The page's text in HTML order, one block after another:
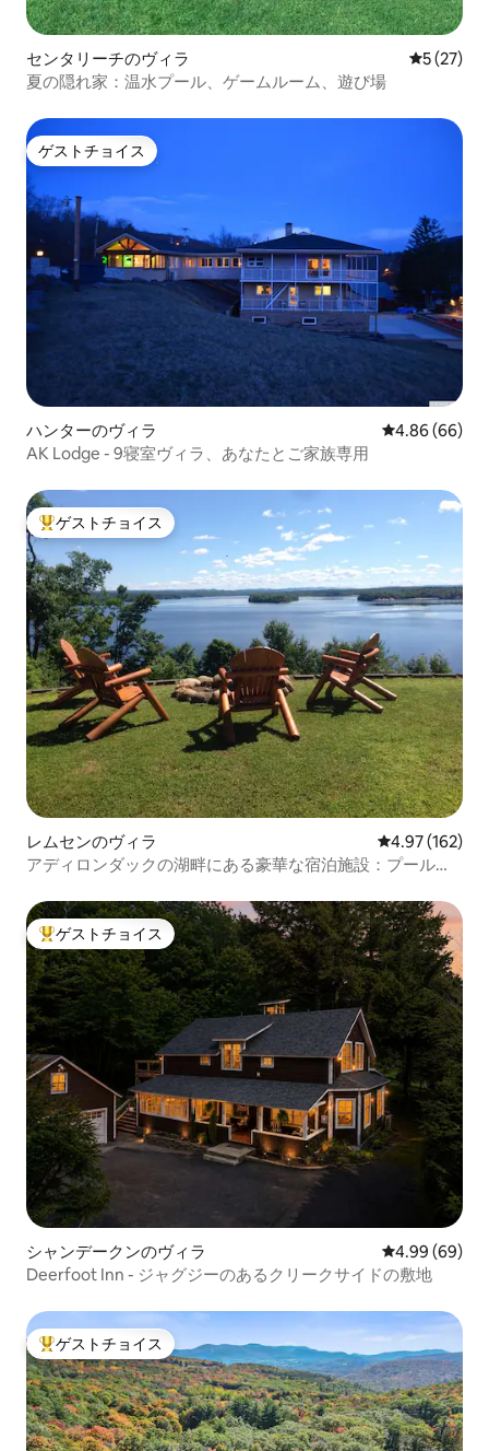
センタリーチのヴィラ レビュー
5 (27)
夏の隠れ家：温水プール、ゲームルーム、遊び場
ゲストチョイス
ゲストチョイス
ハンターのヴィラ レビュー66件
4.86 (66)
AK Lodge - 9寝室ヴィラ、あなたとご家族専用
大好評のゲストチョイスです。
ゲストチョイス
レムセンのヴィラ レビュー162
4.97 (162)
アディロンダックの湖畔にある豪華な宿泊施設：プールと
大好評のゲストチョイスです。
ゲストチョイス
シャンデークンのヴィラ レビュー69件
4.99 (69)
Deerfoot Inn - ジャグジーのあるクリークサイドの敷地
大好評のゲストチョイスです。
ゲストチョイス